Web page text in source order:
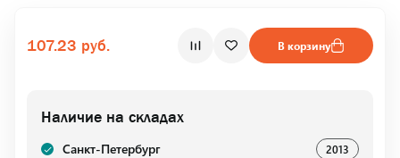
107.23 руб. В корзину
Наличие на складах
Санкт-Петербург 2013